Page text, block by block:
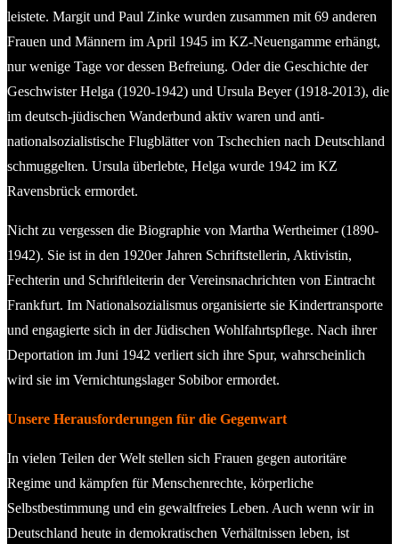
leistete. Margit und Paul Zinke wurden zusammen mit 69 anderen
Frauen und Männern im April 1945 im KZ-Neuengamme erhängt,
nur wenige Tage vor dessen Befreiung. Oder die Geschichte der
Geschwister Helga (1920-1942) und Ursula Beyer (1918-2013), die
im deutsch-jüdischen Wanderbund aktiv waren und anti-
nationalsozialistische Flugblätter von Tschechien nach Deutschland
schmuggelten. Ursula überlebte, Helga wurde 1942 im KZ
Ravensbrück ermordet.
Nicht zu vergessen die Biographie von Martha Wertheimer (1890-
1942). Sie ist in den 1920er Jahren Schriftstellerin, Aktivistin,
Fechterin und Schriftleiterin der Vereinsnachrichten von Eintracht
Frankfurt. Im Nationalsozialismus organisierte sie Kindertransporte
und engagierte sich in der Jüdischen Wohlfahrtspflege. Nach ihrer
Deportation im Juni 1942 verliert sich ihre Spur, wahrscheinlich
wird sie im Vernichtungslager Sobibor ermordet.
Unsere Herausforderungen für die Gegenwart
In vielen Teilen der Welt stellen sich Frauen gegen autoritäre
Regime und kämpfen für Menschenrechte, körperliche
Selbstbestimmung und ein gewaltfreies Leben. Auch wenn wir in
Deutschland heute in demokratischen Verhältnissen leben, ist